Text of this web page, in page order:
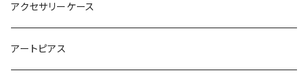
アクセサリーケース
アートピアス